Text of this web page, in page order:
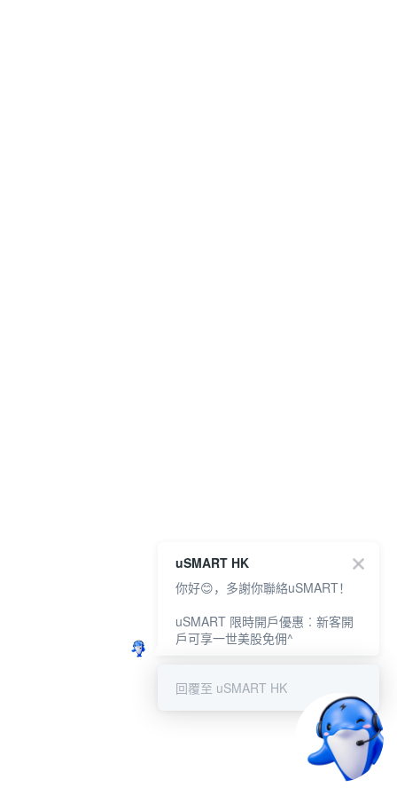
uSMART HK
你好😊，多謝你聯絡uSMART！
uSMART 限時開戶優惠︰新客開
戶可享一世美股免佣^
回覆至 uSMART HK